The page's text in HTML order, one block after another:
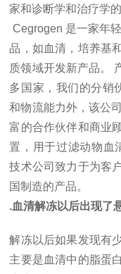
家和诊断学和治疗学
Cegrogen 是一家年
品，如血清，培养基
质领域开发新产品。
多国家，我们的分销
和物流能力外，该公
富的合作伙伴和商业
置，用于过滤动物血
技术公司致力于为客
国制造的产品。
.血清解冻以后出现了
解冻以后如果发现有
主要是血清中的脂蛋